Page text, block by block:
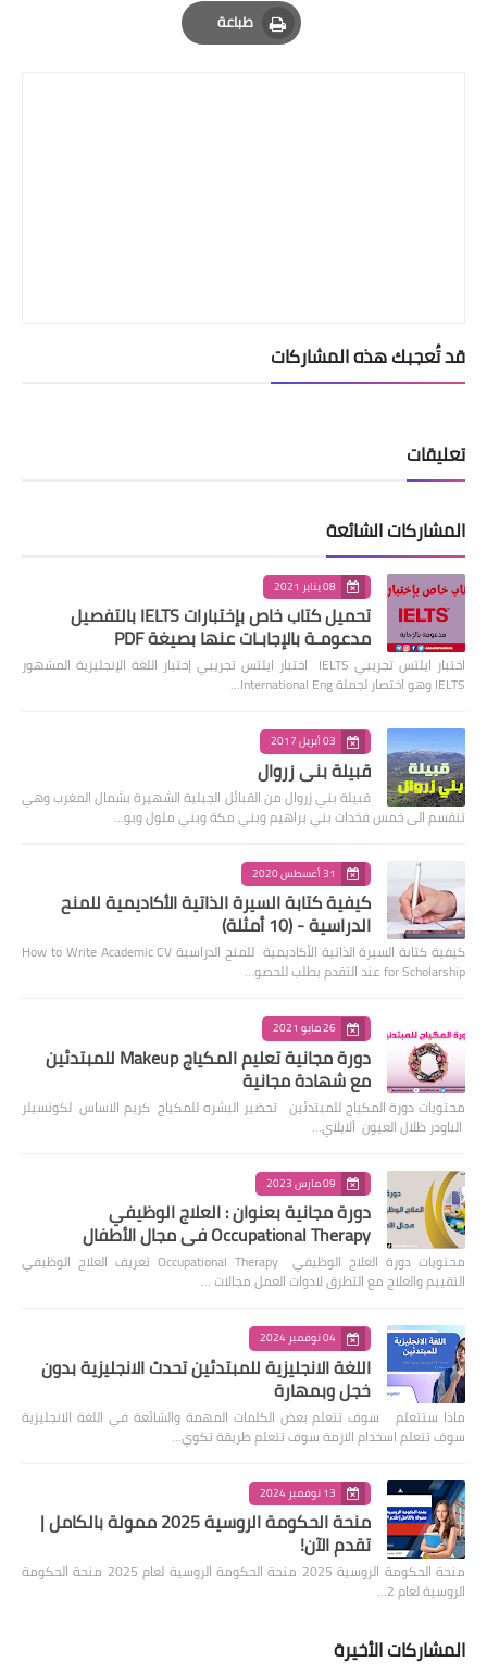
طباعة
Print
قد تُعجبك هذه المشاركات
تعليقات
المشاركات الشائعة
08 يناير 2021
تحميل كتاب خاص بإختبارات IELTS بالتفصيل
مدعومـة بالإجابـات عنها بصيغة PDF
اختبار ايلتس تجريبي IELTS اختبار ايلتس تجريبي إختبار اللغة الإنجليزية المشهور
IELTS وهو اختصار لجملة International Eng…
03 أبريل 2017
قبيلة بني زروال
قبيلة بني زروال من القبائل الجبلية الشهيرة بشمال المغرب وهي
تنقسم الى خمس فخدات بني براهيم وبني مكة وبني ملول وبو…
31 أغسطس 2020
كيفية كتابة السيرة الذاتية الأكاديمية للمنح
الدراسية - (10 أمثلة)
كيفية كتابة السيرة الذاتية الأكاديمية للمنح الدراسية How to Write Academic CV
for Scholarship عند التقدم بطلب للحصو…
26 مايو 2021
دورة مجانية تعليم المكياج Makeup للمبتدئين
مع شهادة مجانية
محتويات دورة المكياج للمبتدئين تحضير البشره للمكياج كريم الاساس لكونسيلر
الباودر ظلال العيون ألايلاي…
09 مارس 2023
دورة مجانية بعنوان : العلاج الوظيفي
Occupational Therapy في مجال الأطفال
محتويات دورة العلاج الوظيفي Occupational Therapy تعريف العلاج الوظيفي
التقييم والعلاج مع التطرق لادوات العمل مجالات …
04 نوفمبر 2024
اللغة الانجليزية للمبتدئين تحدث الانجليزية بدون
خجل وبمهارة
ماذا ستتعلم سوف تتعلم بعض الكلمات المهمة والشائعة في اللغة الانجليزية
سوف تتعلم اسخدام الازمة سوف تتعلم طريقة تكوي…
13 نوفمبر 2024
منحة الحكومة الروسية 2025 ممولة بالكامل |
تقدم الآن!
منحة الحكومة الروسية 2025 منحة الحكومة الروسية لعام 2025 منحة الحكومة
الروسية لعام 2…
المشاركات الأخيرة